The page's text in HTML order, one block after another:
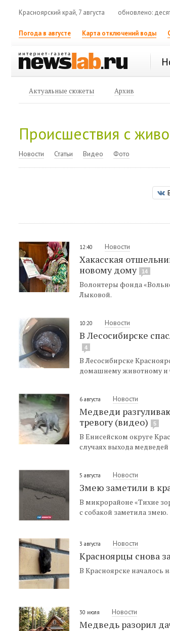
Красноярский край, 7 августа обновлено:
Погода в августе Карта отключений воды
Актуальные сюжеты Архив
Происшествия с
Новости Статьи Видео Фото
12:40 Новости
Хакасская
новому дому
14
Волонтеры фонда
Лыковой.
10:20 Новости
В Лесосибирске
4
В Лесосибирске
домашнему животному и
6 августа Новости
Медведи
тревогу (видео)
5
В Енисейском округе
случаях выхода
5 августа Новости
Змею заметили в
В микрорайоне «Тихие
с собакой заметила змею.
3 августа Новости
Красноярцы снова
В Красноярске началось
30 июля Новости
Медведь разорил